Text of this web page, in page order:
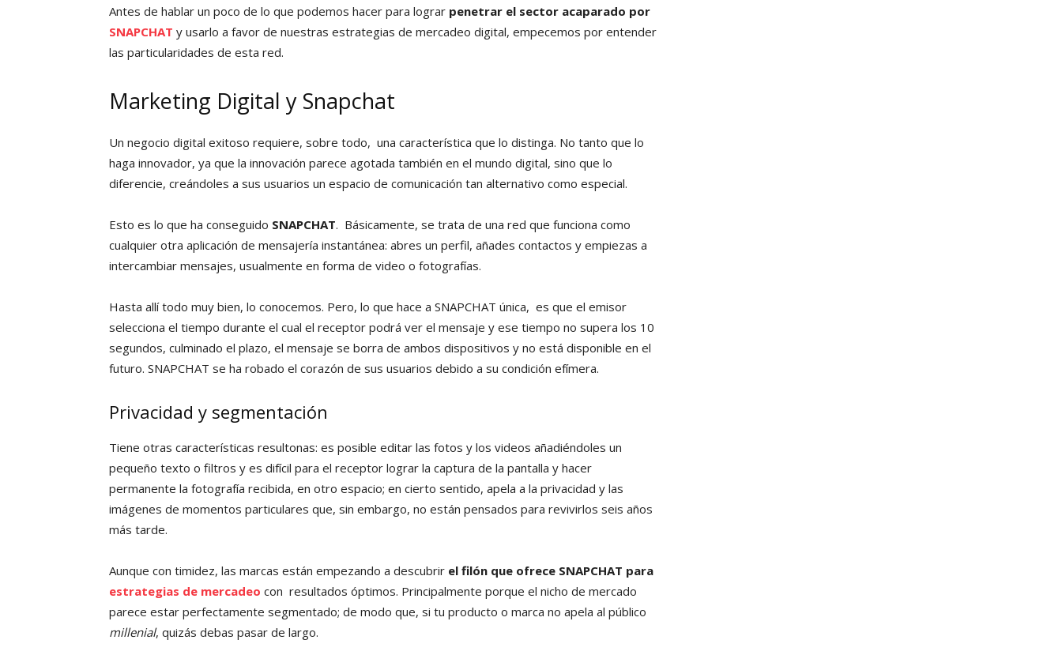
Antes de hablar un poco de lo que podemos hacer para lograr penetrar el sector acaparado por
SNAPCHAT y usarlo a favor de nuestras estrategias de mercadeo digital, empecemos por entender
las particularidades de esta red.
Marketing Digital y Snapchat
Un negocio digital exitoso requiere, sobre todo, una característica que lo distinga. No tanto que lo
haga innovador, ya que la innovación parece agotada también en el mundo digital, sino que lo
diferencie, creándoles a sus usuarios un espacio de comunicación tan alternativo como especial.
Esto es lo que ha conseguido SNAPCHAT. Básicamente, se trata de una red que funciona como
cualquier otra aplicación de mensajería instantánea: abres un perfil, añades contactos y empiezas a
intercambiar mensajes, usualmente en forma de video o fotografías.
Hasta allí todo muy bien, lo conocemos. Pero, lo que hace a SNAPCHAT única, es que el emisor
selecciona el tiempo durante el cual el receptor podrá ver el mensaje y ese tiempo no supera los 10
segundos, culminado el plazo, el mensaje se borra de ambos dispositivos y no está disponible en el
futuro. SNAPCHAT se ha robado el corazón de sus usuarios debido a su condición efímera.
Privacidad y segmentación
Tiene otras características resultonas: es posible editar las fotos y los videos añadiéndoles un
pequeño texto o filtros y es difícil para el receptor lograr la captura de la pantalla y hacer
permanente la fotografía recibida, en otro espacio; en cierto sentido, apela a la privacidad y las
imágenes de momentos particulares que, sin embargo, no están pensados para revivirlos seis años
más tarde.
Aunque con timidez, las marcas están empezando a descubrir el filón que ofrece SNAPCHAT para
estrategias de mercadeo con resultados óptimos. Principalmente porque el nicho de mercado
parece estar perfectamente segmentado; de modo que, si tu producto o marca no apela al público
millenial, quizás debas pasar de largo.